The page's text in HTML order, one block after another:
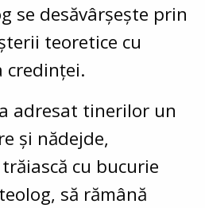
se desăvârșește prin
teoretice cu
credinței.
adresat tinerilor un
și nădejde,
cu bucurie
să rămână